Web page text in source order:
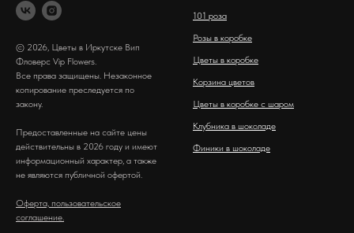
© 2026, Цветы в Иркутске Вип
Фловерс Vip Flowers.
Все права защищены. Незаконное
копирование преследуется по
закону.
Предоставленные на сайте цены
действительны в 2026 году и имеют
информационный характер, а также
не являются публичной офертой.
Оферта, пользовательское
соглашение.
101 роза
Розы в коробке
Цветы в коробке
Корзина цветов
Цветы в коробке с шаром
Клубника в шоколаде
Финики в шоколаде